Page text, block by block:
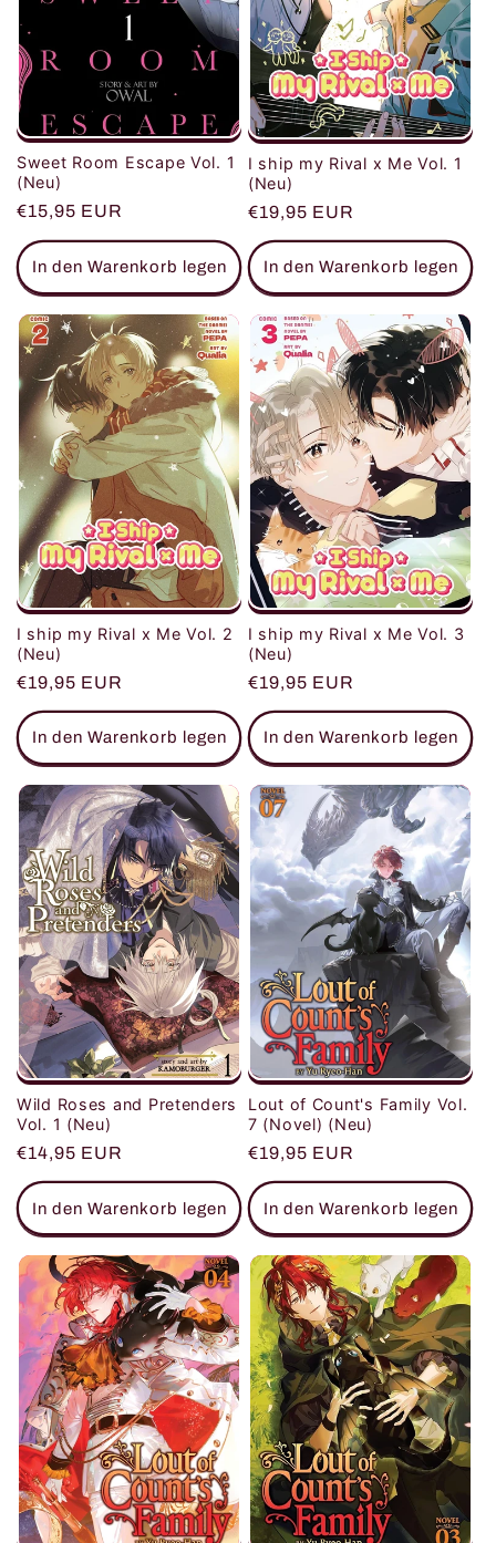
Sweet Room Escape Vol. 1
(Neu)
Normaler
Preis
€15,95 EUR
In den Warenkorb legen
I ship my Rival x Me Vol. 1
(Neu)
Normaler
Preis
€19,95 EUR
In den Warenkorb legen
I ship my Rival x Me Vol. 2
(Neu)
Normaler
Preis
€19,95 EUR
In den Warenkorb legen
I ship my Rival x Me Vol. 3
(Neu)
Normaler
Preis
€19,95 EUR
In den Warenkorb legen
Wild Roses and Pretenders
Vol. 1 (Neu)
Normaler
Preis
€14,95 EUR
In den Warenkorb legen
Lout of Count's Family Vol.
7 (Novel) (Neu)
Normaler
Preis
€19,95 EUR
In den Warenkorb legen